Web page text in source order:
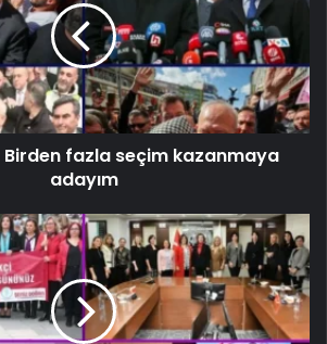
Birden fazla seçim kazanmaya
adayım